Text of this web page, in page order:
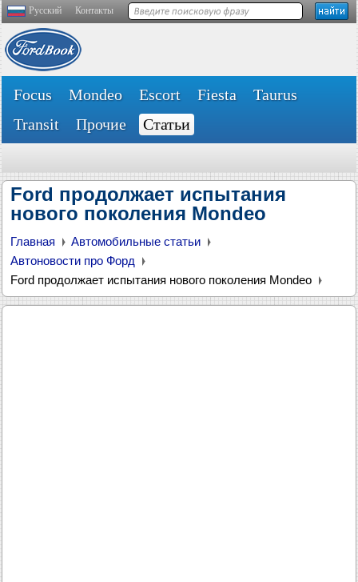
Русский Контакты
Focus Mondeo Escort Fiesta
Taurus
Transit
Прочие Статьи
Ford продолжает испытания
нового поколения Mondeo
Главная
Автомобильные статьи
Автоновости про Форд
Ford продолжает испытания нового поколения Mondeo